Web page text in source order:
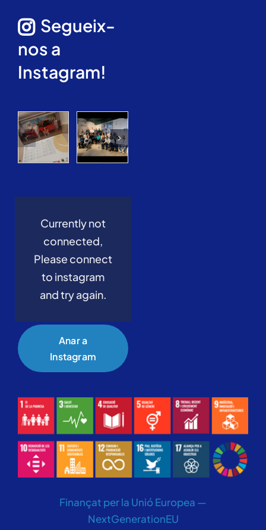
Segueix-
nos a
Instagram!
Currently not
connected,
Please connect
to instagram
and try again.
Anar a
Instagram
Finançat per la Unió Europea —
NextGenerationEU